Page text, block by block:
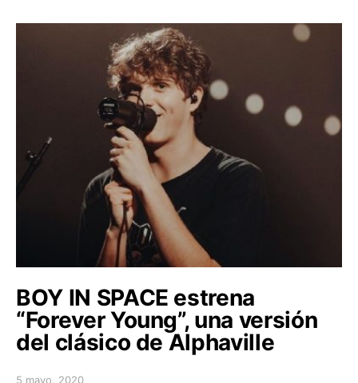
BOY IN SPACE estrena
“Forever Young”, una versión
del clásico de Alphaville
5 mayo, 2020